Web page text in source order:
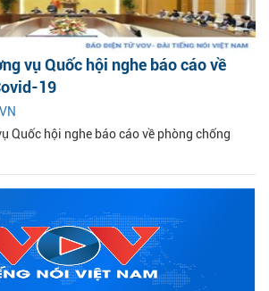
vụ Quốc hội nghe báo cáo về
19
Quốc hội nghe báo cáo về phòng chống